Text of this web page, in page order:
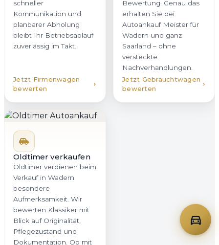
schneller
Kommunikation und
planbarer Abholung
bleibt Ihr Betriebsablauf
zuverlässig im Takt.
Jetzt Firmenwagen
bewerten
Bewertung. Genau das
erhalten Sie bei
Autoankauf Meister für
Wadern und ganz
Saarland – ohne
versteckte
Nachverhandlungen.
Jetzt Gebrauchtwagen
bewerten
Oldtimer verkaufen
Oldtimer verdienen beim
Verkauf in Wadern
besondere
Aufmerksamkeit. Wir
bewerten Klassiker mit
Blick auf Originalität,
Pflegezustand und
Dokumentation. Ob mit